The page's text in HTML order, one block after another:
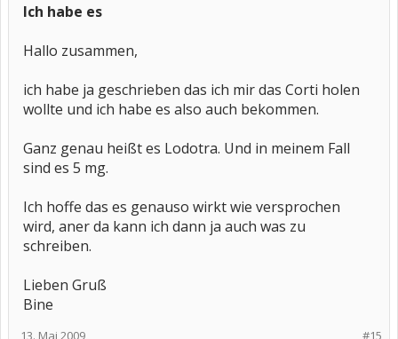
Ich habe es
Hallo zusammen,
ich habe ja geschrieben das ich mir das Corti holen
wollte und ich habe es also auch bekommen.
Ganz genau heißt es Lodotra. Und in meinem Fall
sind es 5 mg.
Ich hoffe das es genauso wirkt wie versprochen
wird, aner da kann ich dann ja auch was zu
schreiben.
Lieben Gruß
Bine
#15
13. Mai 2009